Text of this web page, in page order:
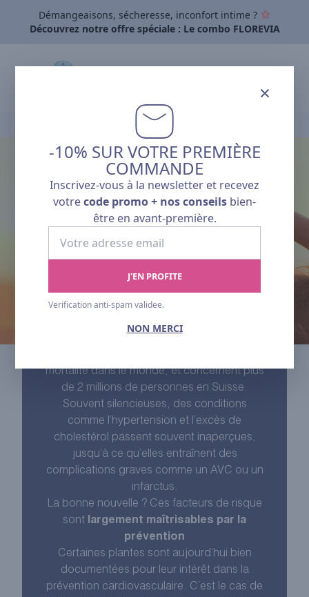
Démangeaisons, sécheresse, inconfort intime ?
Découvrez notre offre spéciale : Le combo FLOREVIA
CŒUR & ARTÈRES
mortalité dans le monde, et concernent plus
de 2 millions de personnes en Suisse.
Souvent silencieuses, des conditions
comme l’hypertension et l’excès de
cholestérol passent souvent inaperçues,
jusqu’à ce qu’elles entraînent des
complications graves comme un AVC ou un
infarctus.
La bonne nouvelle ? Ces facteurs de risque
sont largement maîtrisables par la
prévention
Certaines plantes sont aujourd’hui bien
documentées pour leur intérêt dans la
prévention cardiovasculaire. C’est le cas de
×
-10% SUR VOTRE PREMIÈRE
COMMANDE
Inscrivez-vous à la newsletter et recevez
votrecode promo + nos conseils bien-
être en avant-première.
adresse
J'EN PROFITE
Verification anti-spam validee.
NON MERCI